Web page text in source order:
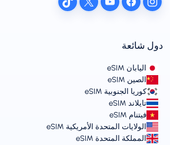
دول شائعة
اليابان eSIM
الصين eSIM
كوريا الجنوبية eSIM
تايلاند eSIM
فيتنام eSIM
الولايات المتحدة الأمريكية eSIM
المملكة المتحدة eSIM